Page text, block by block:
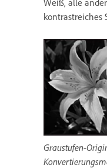
kontrastreiches
Graustufen-